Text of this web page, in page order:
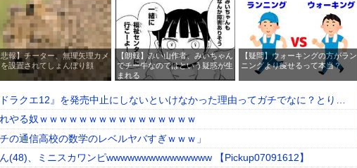
悲報】チーター、無理矢理カメ
を設置されてしょんぼり顔
【朗報】みい山作者、みいちゃん
でチー牛なのではという疑惑が生
まれる
【疑問】ウォーキングの方がラン
ニングより痩せるって本当？
ラクエ12』を発売中止にしないといけなかった理由ってガチでなに？とりあ
やる奴ｗｗｗｗｗｗｗｗｗｗｗｗｗｗｗｗ
の通信高校の数学のレベルヤバすぎｗｗｗ」
(48)、ミニスカワンピwwwwwwwwwwwwwww 【Pickup07091612】